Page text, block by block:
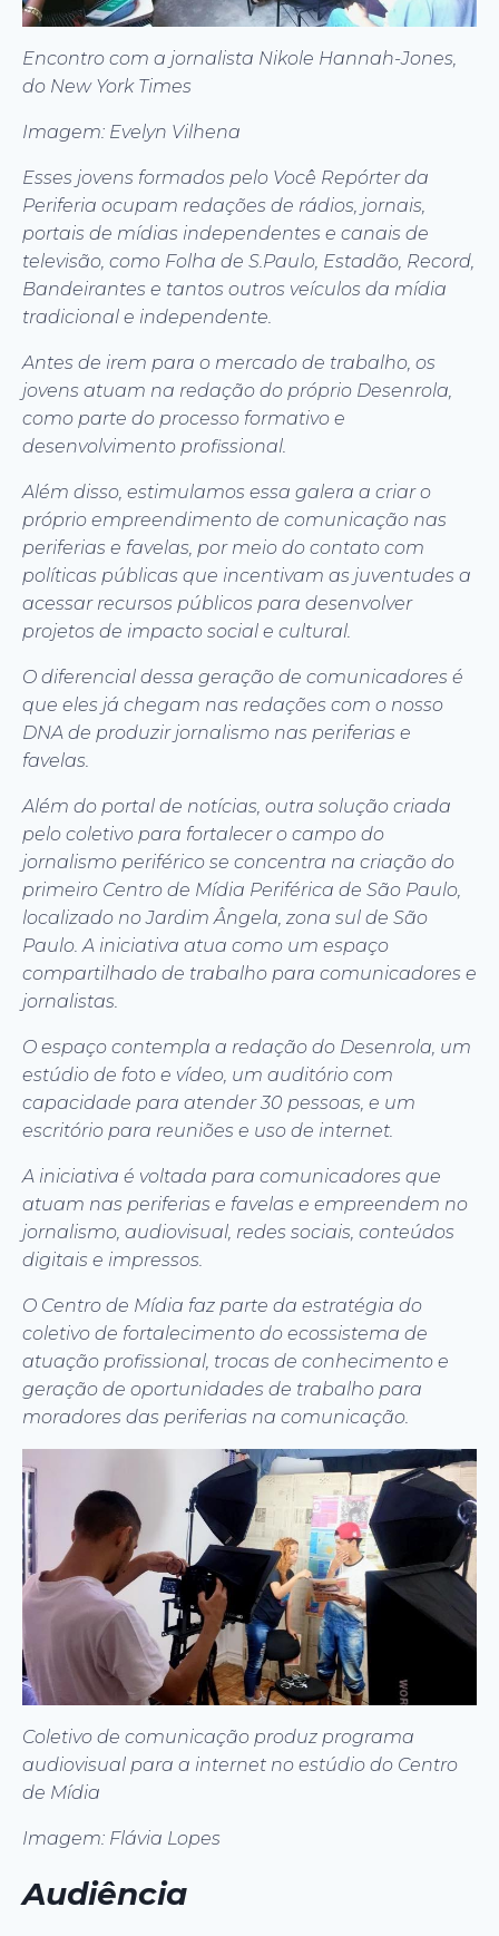
Encontro com a jornalista Nikole Hannah-Jones,
do New York Times
Imagem: Evelyn Vilhena
Esses jovens formados pelo Você Repórter da
Periferia ocupam redações de rádios, jornais,
portais de mídias independentes e canais de
televisão, como Folha de S.Paulo, Estadão, Record,
Bandeirantes e tantos outros veículos da mídia
tradicional e independente.
Antes de irem para o mercado de trabalho, os
jovens atuam na redação do próprio Desenrola,
como parte do processo formativo e
desenvolvimento profissional.
Além disso, estimulamos essa galera a criar o
próprio empreendimento de comunicação nas
periferias e favelas, por meio do contato com
políticas públicas que incentivam as juventudes a
acessar recursos públicos para desenvolver
projetos de impacto social e cultural.
O diferencial dessa geração de comunicadores é
que eles já chegam nas redações com o nosso
DNA de produzir jornalismo nas periferias e
favelas.
Além do portal de notícias, outra solução criada
pelo coletivo para fortalecer o campo do
jornalismo periférico se concentra na criação do
primeiro Centro de Mídia Periférica de São Paulo,
localizado no Jardim Ângela, zona sul de São
Paulo. A iniciativa atua como um espaço
compartilhado de trabalho para comunicadores e
jornalistas.
O espaço contempla a redação do Desenrola, um
estúdio de foto e vídeo, um auditório com
capacidade para atender 30 pessoas, e um
escritório para reuniões e uso de internet.
A iniciativa é voltada para comunicadores que
atuam nas periferias e favelas e empreendem no
jornalismo, audiovisual, redes sociais, conteúdos
digitais e impressos.
O Centro de Mídia faz parte da estratégia do
coletivo de fortalecimento do ecossistema de
atuação profissional, trocas de conhecimento e
geração de oportunidades de trabalho para
moradores das periferias na comunicação.
Coletivo de comunicação produz programa
audiovisual para a internet no estúdio do Centro
de Mídia
Imagem: Flávia Lopes
Audiência